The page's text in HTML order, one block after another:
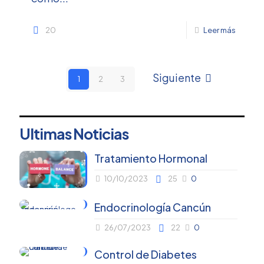
20 Leer más
1 2 3 Siguiente
Ultimas Noticias
Tratamiento Hormonal
10/10/2023 0
25
Endocrinología Cancún
26/07/2023 0
22
Control de Diabetes